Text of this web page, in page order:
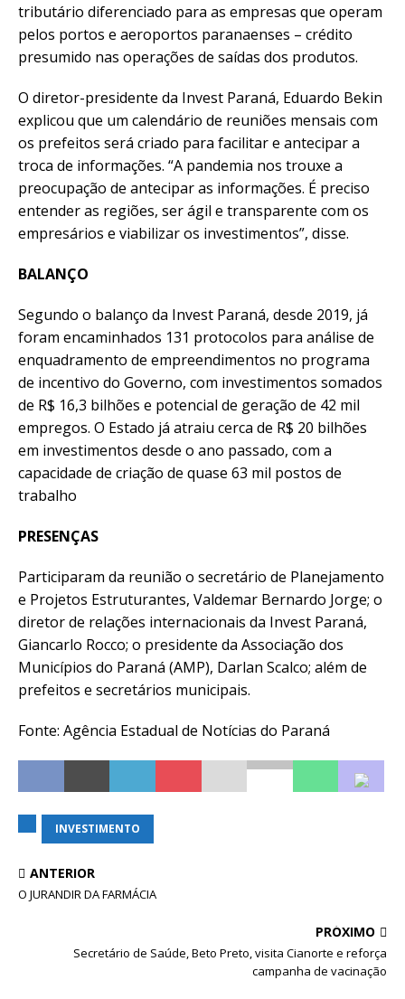
tributário diferenciado para as empresas que operam
pelos portos e aeroportos paranaenses – crédito
presumido nas operações de saídas dos produtos.
O diretor-presidente da Invest Paraná, Eduardo Bekin
explicou que um calendário de reuniões mensais com
os prefeitos será criado para facilitar e antecipar a
troca de informações. “A pandemia nos trouxe a
preocupação de antecipar as informações. É preciso
entender as regiões, ser ágil e transparente com os
empresários e viabilizar os investimentos”, disse.
BALANÇO
Segundo o balanço da Invest Paraná, desde 2019, já
foram encaminhados 131 protocolos para análise de
enquadramento de empreendimentos no programa
de incentivo do Governo, com investimentos somados
de R$ 16,3 bilhões e potencial de geração de 42 mil
empregos. O Estado já atraiu cerca de R$ 20 bilhões
em investimentos desde o ano passado, com a
capacidade de criação de quase 63 mil postos de
trabalho
PRESENÇAS
Participaram da reunião o secretário de Planejamento
e Projetos Estruturantes, Valdemar Bernardo Jorge; o
diretor de relações internacionais da Invest Paraná,
Giancarlo Rocco; o presidente da Associação dos
Municípios do Paraná (AMP), Darlan Scalco; além de
prefeitos e secretários municipais.
Fonte: Agência Estadual de Notícias do Paraná
INVESTIMENTO
ANTERIOR
O JURANDIR DA FARMÁCIA
PRÓXIMO
Secretário de Saúde, Beto Preto, visita Cianorte e reforça
campanha de vacinação